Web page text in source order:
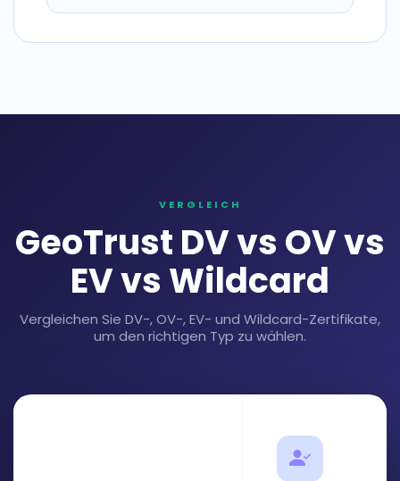
VERGLEICH
GeoTrust DV vs OV vs
EV vs Wildcard
Vergleichen Sie DV-, OV-, EV- und Wildcard-Zertifikate,
um den richtigen Typ zu wählen.